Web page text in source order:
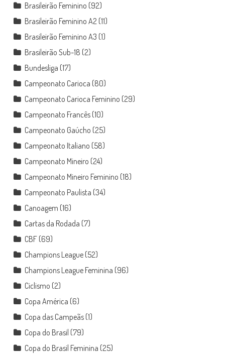
Brasileirão Feminino (92)
Brasileirão Feminino A2(11)
Brasileirão Feminino A3 (1)
Brasileirão Sub-18 (2)
Bundesliga (17)
Campeonato Carioca (80)
Campeonato Carioca Feminino (29)
Campeonato Francês(10)
Campeonato Gaúcho (25)
Campeonato Italiano (58)
Campeonato Mineiro (24)
Campeonato Mineiro Feminino (18)
Campeonato Paulista (34)
Canoagem (16)
Cartas da Rodada (7)
CBF(69)
Champions League(52)
Champions League Feminina (96)
Ciclismo (2)
Copa América (6)
Copa das Campeãs(1)
Copa do Brasil (79)
Copa do Brasil Feminina (25)